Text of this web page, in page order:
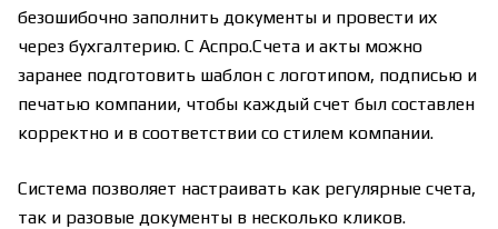
безошибочно заполнить документы и провести их
через бухгалтерию. С Аспро.Счета и акты можно
заранее подготовить шаблон с логотипом, подписью и
печатью компании, чтобы каждый счет был составлен
корректно и в соответствии со стилем компании.
Система позволяет настраивать как регулярные счета,
так и разовые документы в несколько кликов.